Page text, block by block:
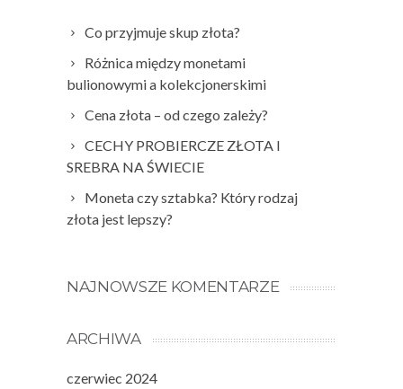
Co przyjmuje skup złota?
Różnica między monetami
bulionowymi a kolekcjonerskimi
Cena złota – od czego zależy?
CECHY PROBIERCZE ZŁOTA I
SREBRA NA ŚWIECIE
Moneta czy sztabka? Który rodzaj
złota jest lepszy?
NAJNOWSZE KOMENTARZE
ARCHIWA
czerwiec 2024